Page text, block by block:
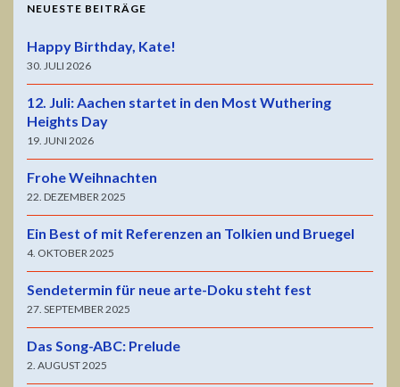
NEUESTE BEITRÄGE
Happy Birthday, Kate!
30. JULI 2026
12. Juli: Aachen startet in den Most Wuthering
Heights Day
19. JUNI 2026
Frohe Weihnachten
22. DEZEMBER 2025
Ein Best of mit Referenzen an Tolkien und Bruegel
4. OKTOBER 2025
Sendetermin für neue arte-Doku steht fest
27. SEPTEMBER 2025
Das Song-ABC: Prelude
2. AUGUST 2025